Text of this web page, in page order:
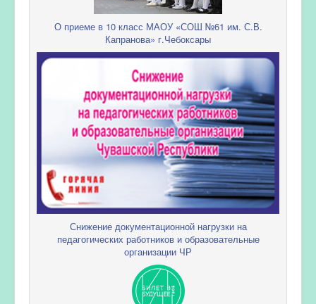
О приеме в 10 класс МАОУ «СОШ №61 им. С.В.
Капранова» г.Чебоксары
Снижение документационной нагрузки на
педагогических работников и образовательные
организации ЧР